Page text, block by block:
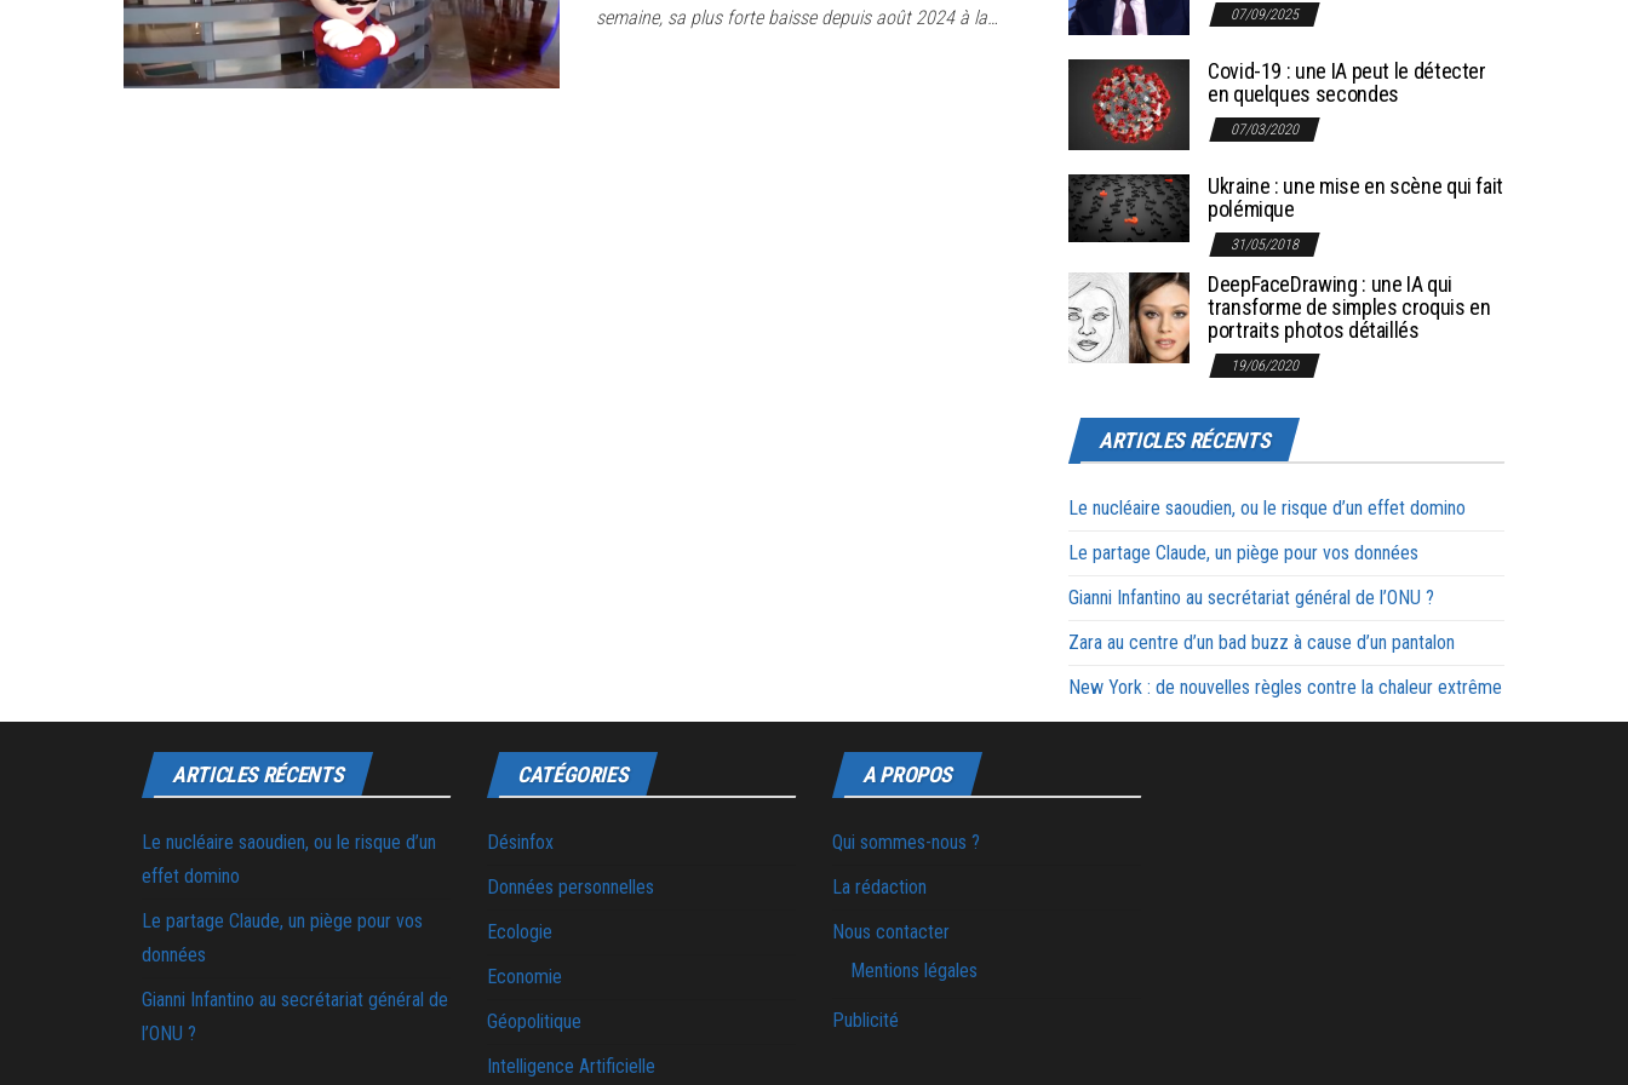
semaine, sa plus forte baisse depuis août 2024 à la…
07/09/2025
Covid-19 : une IA peut le détecter
en quelques secondes
07/03/2020
Ukraine : une mise en scène qui fait
polémique
31/05/2018
DeepFaceDrawing : une IA qui
transforme de simples croquis en
portraits photos détaillés
19/06/2020
ARTICLES RÉCENTS
Le nucléaire saoudien, ou le risque d’un effet domino
Le partage Claude, un piège pour vos données
Gianni Infantino au secrétariat général de l’ONU ?
Zara au centre d’un bad buzz à cause d’un pantalon
New York : de nouvelles règles contre la chaleur extrême
ARTICLES RÉCENTS
Le nucléaire saoudien, ou le risque d’un
effet domino
Le partage Claude, un piège pour vos
données
Gianni Infantino au secrétariat général de
l’ONU ?
CATÉGORIES
Désinfox
Données personnelles
Ecologie
Economie
Géopolitique
Intelligence Artificielle
A PROPOS
Qui sommes-nous ?
La rédaction
Nous contacter
Mentions légales
Publicité